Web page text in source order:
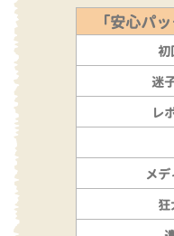
「安心パ
初
迷
レ
メ